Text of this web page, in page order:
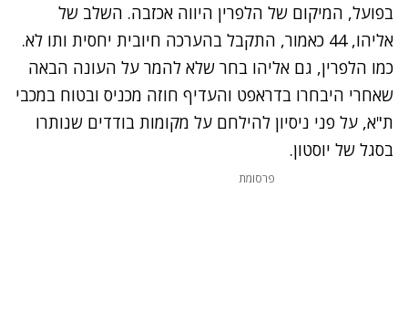
בפועל, המיקום של הלפרין היווה אכזבה. השלב של
אליהו, 44 כאמור, התקבל בהערכה חיובית יחסית ותו לא.
כמו הלפרין, גם אליהו בחר שלא להמר על העונה הבאה
שאחרי היבחרו בדראפט והעדיף חוזה מכניס ובטוח במכבי
ת"א, על פני ניסיון להילחם על מקומות בודדים שנותרו
בסגל של יוסטון.
פרסומת